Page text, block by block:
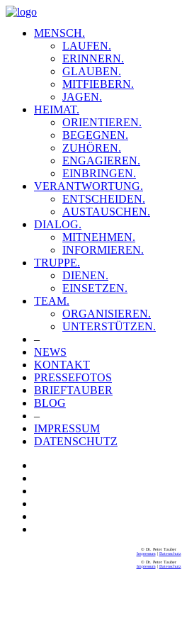
MENSCH.
LAUFEN.
ERINNERN.
GLAUBEN.
MITFIEBERN.
JAGEN.
HEIMAT.
ORIENTIEREN.
BEGEGNEN.
ZUHÖREN.
ENGAGIEREN.
EINBRINGEN.
VERANTWORTUNG.
ENTSCHEIDEN.
AUSTAUSCHEN.
DIALOG.
MITNEHMEN.
INFORMIEREN.
TRUPPE.
DIENEN.
EINSETZEN.
TEAM.
ORGANISIEREN.
UNTERSTÜTZEN.
–
NEWS
KONTAKT
PRESSEFOTOS
BRIEFTAUBER
BLOG
–
IMPRESSUM
DATENSCHUTZ
© Dr. Peter Tauber
Impressum| Datenschutz
© Dr. Peter Tauber
Impressum| Datenschutz